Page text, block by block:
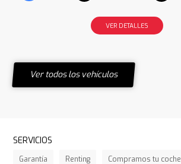
VER DETALLES
Ver todos los vehículos
SERVICIOS
Garantía Renting Compramos tu coche